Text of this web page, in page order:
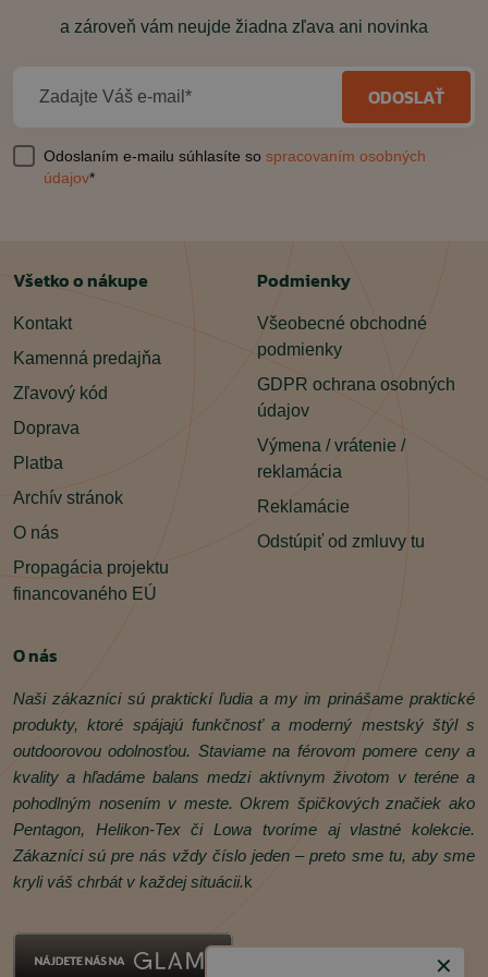
a zároveň vám neujde žiadna zľava ani novinka
Zadajte Váš e-mail* ODOSLAŤ
Odoslaním e-mailu súhlasíte so spracovaním osobných
údajov*
Všetko o nákupe
Kontakt
Kamenná predajňa
Zľavový kód
Doprava
Platba
Archív stránok
O nás
Propagácia projektu
financovaného EÚ
Podmienky
Všeobecné obchodné
podmienky
GDPR ochrana osobných
údajov
Výmena / vrátenie /
reklamácia
Reklamácie
Odstúpiť od zmluvy tu
O nás
Naši zákazníci sú praktickí ľudia a my im prinášame praktické
produkty, ktoré spájajú funkčnosť a moderný mestský štýl s
outdoorovou odolnosťou. Staviame na férovom pomere ceny a
kvality a hľadáme balans medzi aktívnym životom v teréne a
pohodlným nosením v meste. Okrem špičkových značiek ako
Pentagon, Helikon‑Tex či Lowa tvoríme aj vlastné kolekcie.
Zákazníci sú pre nás vždy číslo jeden – preto sme tu, aby sme
kryli váš chrbát v každej situácii.k
✕